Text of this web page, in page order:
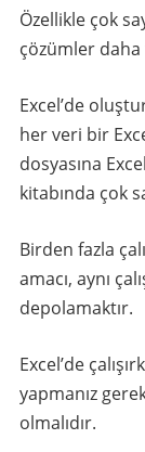
Özellikle çok
çözümler
Excel’de
her veri bir
dosyasına
kitabında çok
Birden fazla
amacı, aynı
depolamaktır.
Excel’de
yapmanız
olmalıdır.